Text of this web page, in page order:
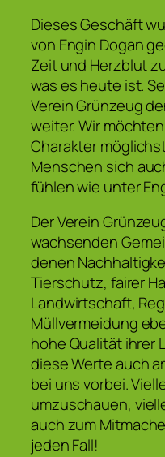
Dieses Geschäft
von Engin Dogan
Zeit und Herzblut
was es heute ist.
Verein Grünzeug
weiter. Wir
Charakter
Menschen sich
fühlen wie unter
Der Verein
wachsenden
denen
Tierschutz, fairer
Landwirtschaft,
Müllvermeidung
hohe Qualität ihrer
diese Werte auch
bei uns vorbei.
umzuschauen,
auch zum
jeden Fall!